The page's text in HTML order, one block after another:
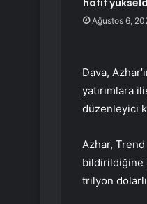
hafif
Ağustos 6,
Dava,
yatırımlara
düzenleyici
Azhar, Trend
bildirildiğine
trilyon